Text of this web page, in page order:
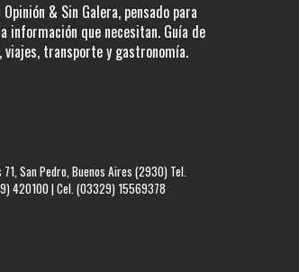
& Sin Galera, pensado para
información que necesitan. Guía de
transporte y gastronomía.
San Pedro, Buenos Aires (2930) Tel.
420100 | Cel. (03329) 15569378